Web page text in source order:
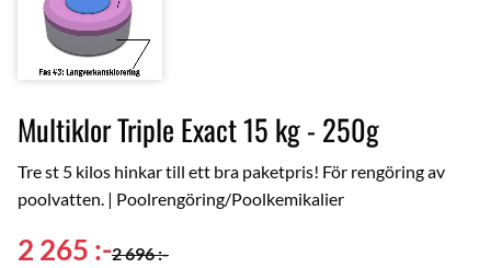
Multiklor Triple Exact 15 kg - 250g
Tre st 5 kilos hinkar till ett bra paketpris! För rengöring av
poolvatten. | Poolrengöring/Poolkemikalier
Nedsatt pris:
2 265 :-Ordinarie pris:
2 696:-